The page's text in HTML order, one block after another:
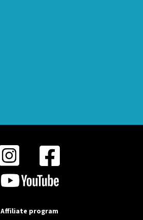
Affiliate program